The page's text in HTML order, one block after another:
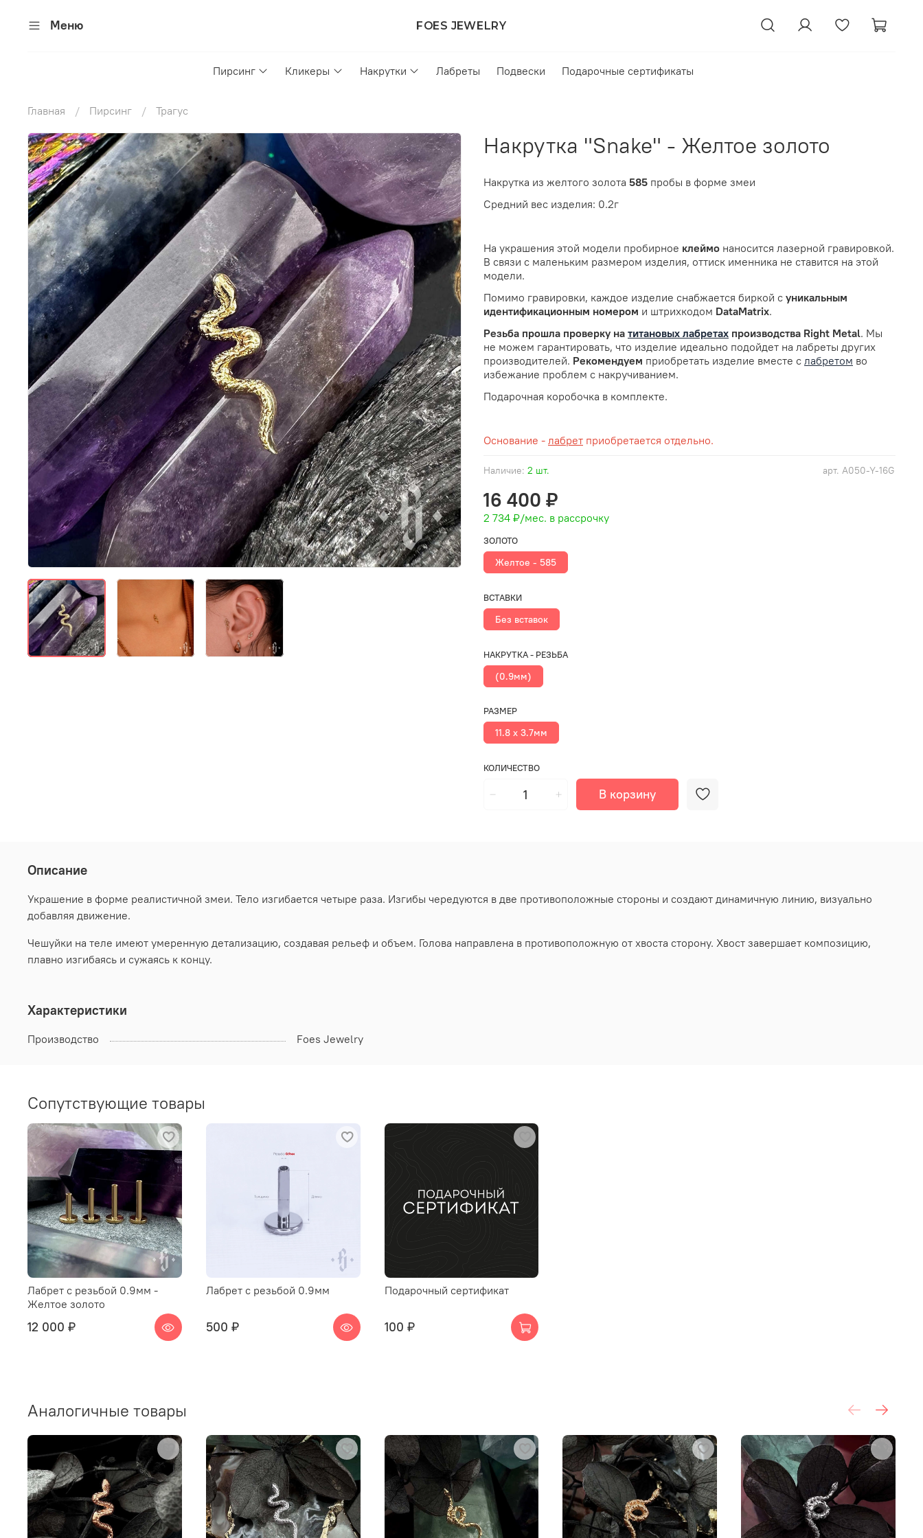
Меню FOES JEWELRY
Пирсинг Кликеры Накрутки Лабреты Подвески Подарочные сертификаты
Главная Пирсинг Трагус
арт. A050-Y-16G
Наличие: 2 шт.
Накрутка "Snake" - Желтое золото
16 400 ₽
2 734 ₽/мес. в рассрочку
КОЛИЧЕСТВО
В корзину
ЗОЛОТО
Желтое - 585
ВСТАВКИ
Без вставок
НАКРУТКА - РЕЗЬБА
(0.9мм)
РАЗМЕР
11.8 х 3.7мм
Накрутка из желтого золота 585 пробы в форме змеи
Средний вес изделия: 0.2г
На украшения этой модели пробирное клеймо наносится лазерной гравировкой.
В связи с маленьким размером изделия, оттиск именника не ставится на этой
модели.
Помимо гравировки, каждое изделие снабжается биркой с уникальным
идентификационным номером и штрихкодом DataMatrix.
Резьба прошла проверку на титановых лабретах производства Right Metal. Мы
не можем гарантировать, что изделие идеально подойдет на лабреты других
производителей. Рекомендуем приобретать изделие вместе с лабретом во
избежание проблем с накручиванием.
Подарочная коробочка в комплекте.
Основание - лабрет приобретается отдельно.
Описание
Украшение в форме реалистичной змеи. Тело изгибается четыре раза. Изгибы чередуются в две противоположные стороны и создают динамичную линию, визуально
добавляя движение.
Чешуйки на теле имеют умеренную детализацию, создавая рельеф и объем. Голова направлена в противоположную от хвоста сторону. Хвост завершает композицию,
плавно изгибаясь и сужаясь к концу.
Характеристики
Производство Foes Jewelry
Сопутствующие товары
Лабрет с резьбой 0.9мм -
Желтое золото
12 000 ₽
Лабрет с резьбой 0.9мм
500 ₽
Подарочный сертификат
100 ₽
Аналогичные товары